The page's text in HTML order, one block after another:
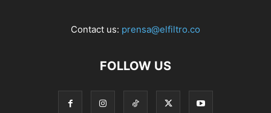
Contact us: prensa@elfiltro.co
FOLLOW US